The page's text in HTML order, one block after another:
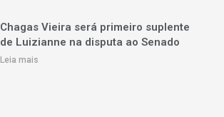
Chagas Vieira será primeiro suplente
de Luizianne na disputa ao Senado
Leia mais